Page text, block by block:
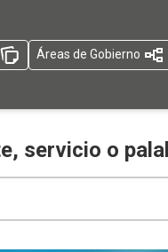
Áreas de Gobierno
servicio o